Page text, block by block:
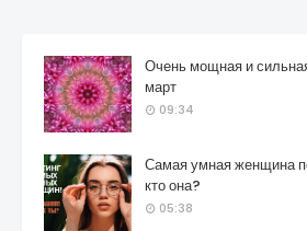
Очень мощная и
март
09:34
Самая умная женщина
кто она?
05:38